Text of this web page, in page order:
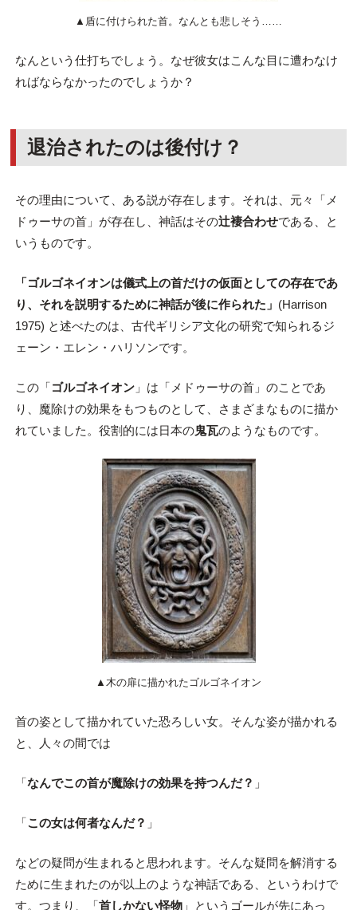
▲盾に付けられた首。なんとも悲しそう……
なんという仕打ちでしょう。なぜ彼女はこんな目に遭わなけ
ればならなかったのでしょうか？
退治されたのは後付け？
その理由について、ある説が存在します。それは、元々「メ
ドゥーサの首」が存在し、神話はその辻褄合わせである、と
いうものです。
「ゴルゴネイオンは儀式上の首だけの仮面としての存在であ
り、それを説明するために神話が後に作られた」 (Harrison
1975) と述べたのは、古代ギリシア文化の研究で知られるジ
ェーン・エレン・ハリソンです。
この「ゴルゴネイオン」は「メドゥーサの首」のことであ
り、魔除けの効果をもつものとして、さまざまなものに描か
れていました。役割的には日本の鬼瓦のようなものです。
▲木の扉に描かれたゴルゴネイオン
首の姿として描かれていた恐ろしい女。そんな姿が描かれる
と、人々の間では
「なんでこの首が魔除けの効果を持つんだ？ 」
「この女は何者なんだ？ 」
などの疑問が生まれると思われます。そんな疑問を解消する
ために生まれたのが以上のような神話である、というわけで
す。つまり、「首しかない怪物」というゴールが先にあっ